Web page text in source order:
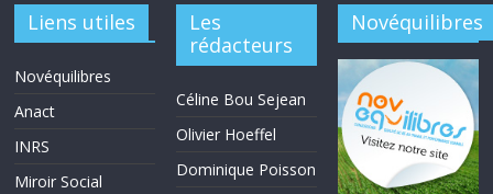
Liens utiles
Novéquilibres
Anact
INRS
Miroir Social
Les
rédacteurs
Céline Bou Sejean
Olivier Hoeffel
Dominique Poisson
Novéquilibres